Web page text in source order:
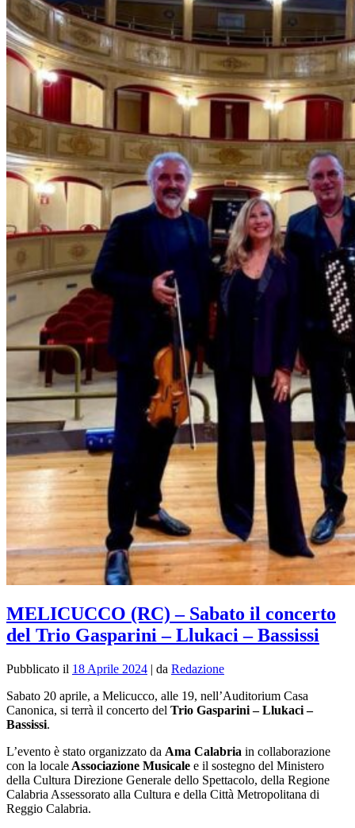
MELICUCCO (RC) – Sabato il concerto
del Trio Gasparini – Llukaci – Bassissi
Pubblicato il 18 Aprile 2024 | da Redazione
Sabato 20 aprile, a Melicucco, alle 19, nell’Auditorium Casa
Canonica, si terrà il concerto del Trio Gasparini – Llukaci –
Bassissi.
L’evento è stato organizzato da Ama Calabria in collaborazione
con la locale Associazione Musicale e il sostegno del Ministero
della Cultura Direzione Generale dello Spettacolo, della Regione
Calabria Assessorato alla Cultura e della Città Metropolitana di
Reggio Calabria.